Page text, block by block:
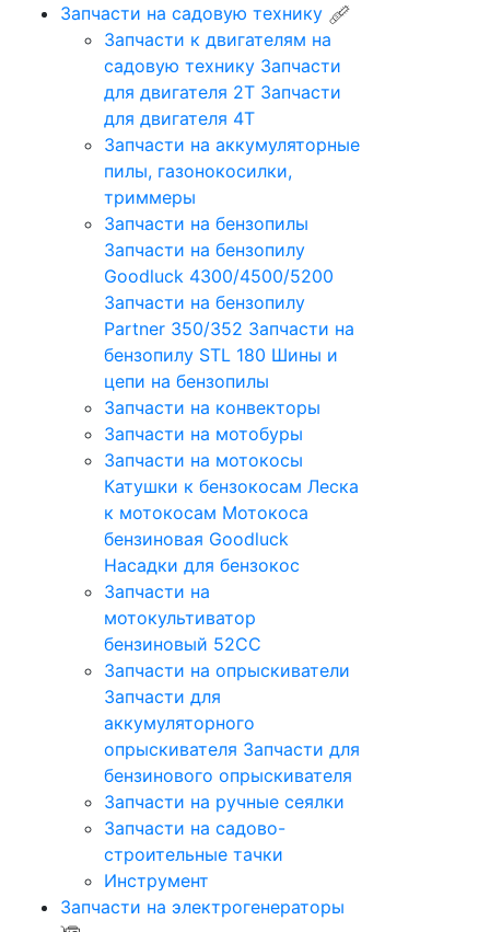
Запчасти на садовую технику
Запчасти к двигателям на
садовую технику Запчасти
для двигателя 2Т Запчасти
для двигателя 4Т
Запчасти на аккумуляторные
пилы, газонокосилки,
триммеры
Запчасти на бензопилы
Запчасти на бензопилу
Goodluck 4300/4500/5200
Запчасти на бензопилу
Partner 350/352 Запчасти на
бензопилу STL 180 Шины и
цепи на бензопилы
Запчасти на конвекторы
Запчасти на мотобуры
Запчасти на мотокосы
Катушки к бензокосам Леска
к мотокосам Мотокоса
бензиновая Goodluck
Насадки для бензокос
Запчасти на
мотокультиватор
бензиновый 52СС
Запчасти на опрыскиватели
Запчасти для
аккумуляторного
опрыскивателя Запчасти для
бензинового опрыскивателя
Запчасти на ручные сеялки
Запчасти на садово-
строительные тачки
Инструмент
Запчасти на электрогенераторы